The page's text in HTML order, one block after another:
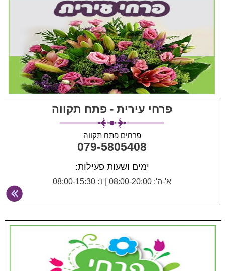
פרחי עירית - פתח תקווה
פרחים פתח תקווה
079-5805408
ימים ושעות פעילות:
א'-ה': 08:00-20:00 ו': 08:00-15:30